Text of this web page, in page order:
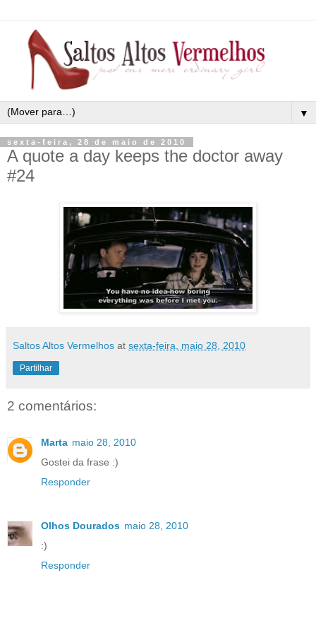
▼
sexta-feira, 28 de maio de 2010
A quote a day keeps the doctor away
#24
Saltos Altos Vermelhos at sexta-feira, maio 28, 2010
Partilhar
2 comentários:
Marta maio 28, 2010
Gostei da frase :)
Responder
Olhos Dourados maio 28, 2010
:)
Responder